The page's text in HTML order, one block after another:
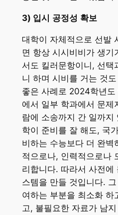
3) 입시 공정성 확보
대학이 자체적으로 선발
면 항상 시시비비가 생기
서도 킬러문항이니, 선택
니 하며 시비를 거는 것
좋은 사례로 2024학년
에서 일부 학과에서 문제
람에 소송까지 간 일까지
학이 준비를 잘 해도, 국
비하는 수능보다 더 완벽
적으로나, 인력적으로나
리합니다. 따라서 사전에
스템을 만들 것입니다.
여하는 부분을 최소화 하
고, 불필요한 자료가 남